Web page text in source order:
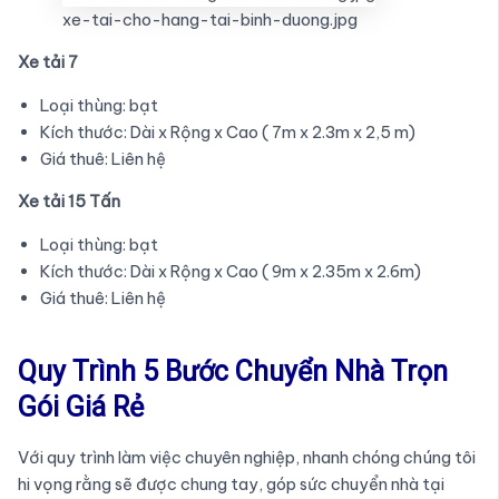
xe-tai-cho-hang-tai-binh-duong.jpg
Xe tải 7
Loại thùng: bạt
Kích thước: Dài x Rộng x Cao ( 7m x 2.3m x 2,5 m)
Giá thuê: Liên hệ
Xe tải 15 Tấn
Loại thùng: bạt
Kích thước: Dài x Rộng x Cao ( 9m x 2.35m x 2.6m)
Giá thuê: Liên hệ
Quy Trình 5 Bước Chuyển Nhà Trọn
Gói Giá Rẻ
Với quy trình làm việc chuyên nghiệp, nhanh chóng chúng tôi
hi vọng rằng sẽ được chung tay, góp sức chuyển nhà tại